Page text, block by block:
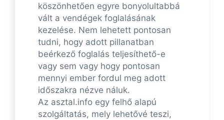
köszönhetően egyre bonyolultabbá
vált a vendégek foglalásának
kezelése. Nem lehetett pontosan
tudni, hogy adott pillanatban
beérkező foglalás teljesíthető-e
vagy sem vagy hogy pontosan
mennyi ember fordul meg adott
időszakra nézve náluk.
Az asztal.info egy felhő alapú
szolgáltatás, mely lehetővé teszi,